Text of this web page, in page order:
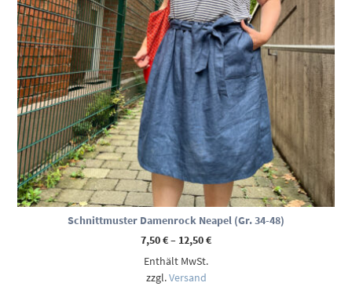
Schnittmuster Damenrock Neapel (Gr. 34-48)
7,50€– 12,50€Preisspanne:
Enthält MwSt.
zzgl.Versand